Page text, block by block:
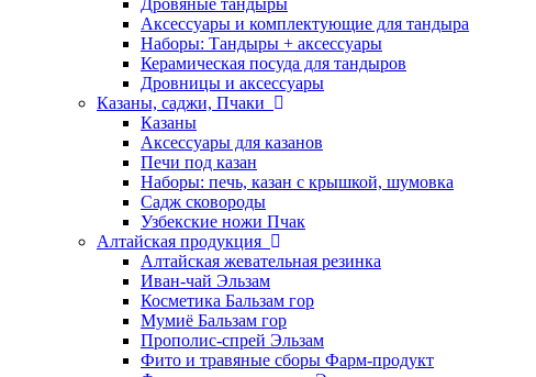
Дровяные тандыры
Аксессуары и комплектующие для тандыра
Наборы: Тандыры + аксессуары
Керамическая посуда для тандыров
Дровницы и аксессуары
Казаны, саджи, Пчаки
Казаны
Аксессуары для казанов
Печи под казан
Наборы: печь, казан с крышкой, шумовка
Садж сковороды
Узбекские ножи Пчак
Алтайская продукция
Алтайская жевательная резинка
Иван-чай Эльзам
Косметика Бальзам гор
Мумиё Бальзам гор
Прополис-спрей Эльзам
Фито и травяные сборы Фарм-продукт